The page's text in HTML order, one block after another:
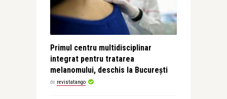
Primul centru multidisciplinar
integrat pentru tratarea
melanomului, deschis la București
de revistatango